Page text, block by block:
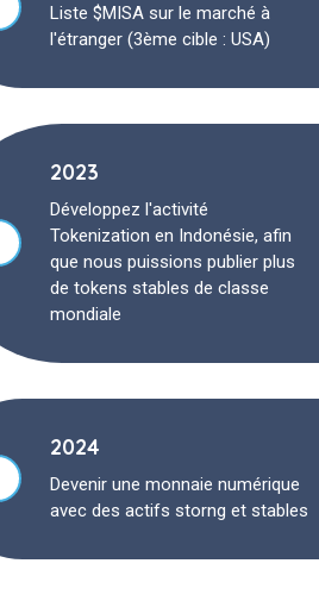
Liste $MISA sur le marché à
l'étranger (3ème cible : USA)
2023
Développez l'activité
Tokenization en Indonésie, afin
que nous puissions publier plus
de tokens stables de classe
mondiale
2024
Devenir une monnaie numérique
avec des actifs storng et stables